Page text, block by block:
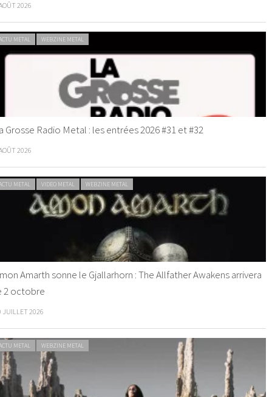
2026
METAL WEBZINE METAL
Grosse Radio Metal : les entrées 2026 #31 et #32
2026
METAL VIDEO METAL WEBZINE METAL
Amarth sonne le Gjallarhorn : The Allfather Awakens arrivera
2 octobre
JUILLET 2026
METAL WEBZINE METAL